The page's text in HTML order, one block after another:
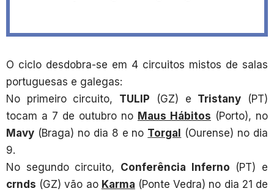
O ciclo desdobra-se em 4 circuitos mistos de salas
portuguesas e galegas:
No primeiro circuito, TULIP (GZ) e Tristany (PT)
tocam a 7 de outubro no Maus Hábitos (Porto), no
Mavy (Braga) no dia 8 e no Torgal (Ourense) no dia
9.
No segundo circuito, Conferência Inferno (PT) e
crnds (GZ) vão ao Karma (Ponte Vedra) no dia 21 de